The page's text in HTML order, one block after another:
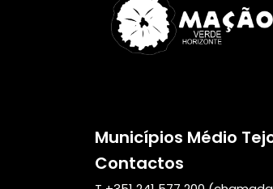
Municípios Médio
Contactos